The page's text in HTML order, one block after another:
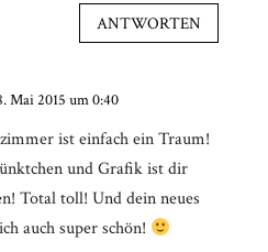
ANTWORTEN
Mai 2015 um 0:40
ist einfach ein Traum!
und Grafik ist dir
Total toll! Und dein neues
auch super schön!